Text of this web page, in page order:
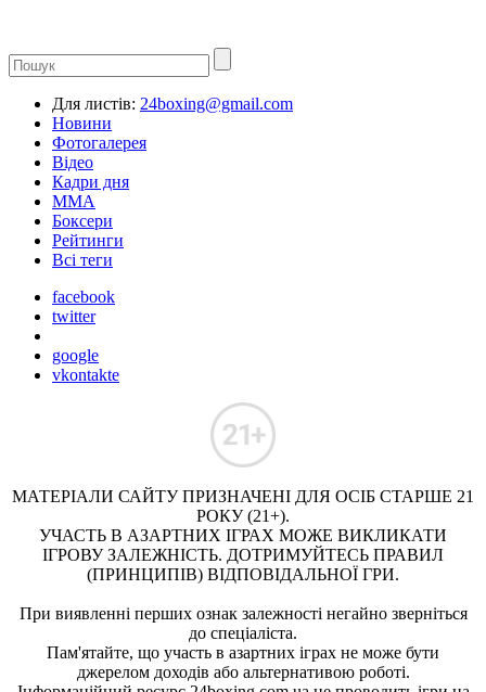
Для листів: 24boxing@gmail.com
Новини
Фотогалерея
Відео
Кадри дня
ММА
Боксери
Рейтинги
Всі теги
facebook
twitter
google
vkontakte
МАТЕРІАЛИ САЙТУ ПРИЗНАЧЕНІ ДЛЯ ОСІБ СТАРШЕ 21
РОКУ (21+).
УЧАСТЬ В АЗАРТНИХ ІГРАХ МОЖЕ ВИКЛИКАТИ
ІГРОВУ ЗАЛЕЖНІСТЬ. ДОТРИМУЙТЕСЬ ПРАВИЛ
(ПРИНЦИПІВ) ВІДПОВІДАЛЬНОЇ ГРИ.
При виявленні перших ознак залежності негайно зверніться
до спеціаліста.
Пам'ятайте, що участь в азартних іграх не може бути
джерелом доходів або альтернативою роботі.